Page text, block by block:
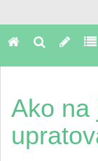
Ako na